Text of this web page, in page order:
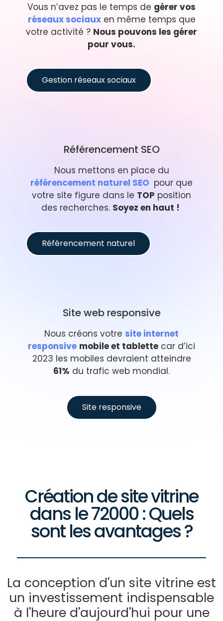
Vous n’avez pas le temps de gérer vos
réseaux sociauxen même temps que
votre activité ? Nous pouvons les gérer
pour vous.
Gestion réseaux sociaux
Référencement SEO
Nous mettons en place du
référencement naturel SEO pour que
votre site figure dans le TOP position
des recherches. Soyez en haut !
Référencement naturel
Site web responsive
Nous créons votre site internet
responsive mobile et tablette car d’ici
2023 les mobiles devraient atteindre
61% du trafic web mondial.
Site responsive
Création de site vitrine
dans le 72000 : Quels
sont les avantages ?
La conception d'un site vitrine est
un investissement indispensable
à l'heure d'aujourd'hui pour une